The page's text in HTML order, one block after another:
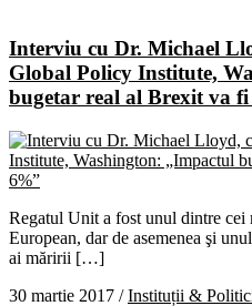
Interviu cu Dr. Michael
Global Policy Institute,
bugetar real al Brexit va
Regatul Unit a fost unul dintre
European, dar de asemenea şi
ai măririi […]
30 martie 2017 /Instituții &